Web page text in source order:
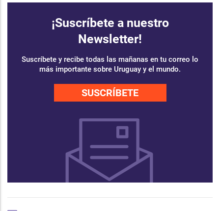
¡Suscríbete a nuestro
Newsletter!
Suscríbete y recibe todas las mañanas en tu correo lo
más importante sobre Uruguay y el mundo.
SUSCRÍBETE